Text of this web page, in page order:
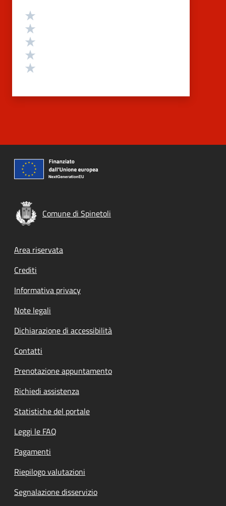
Valutazione
Comune di Spinetoli
Footer menu
Area riservata
Crediti
Informativa privacy
Note legali
Dichiarazione di accessibilità
Contatti
Prenotazione appuntamento
Richiedi assistenza
Statistiche del portale
Leggi le FAQ
Pagamenti
Riepilogo valutazioni
Segnalazione disservizio